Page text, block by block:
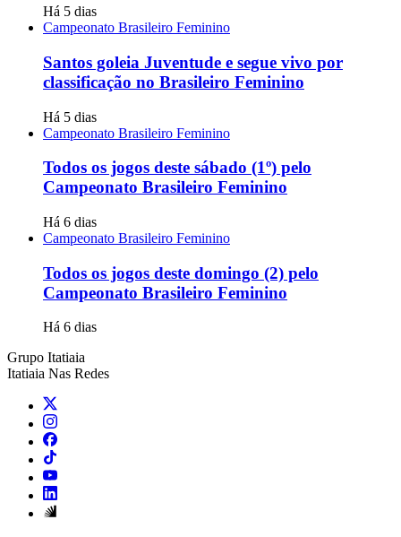
Há 5 dias
Campeonato Brasileiro Feminino
Santos goleia Juventude e segue vivo por
classificação no Brasileiro Feminino
Há 5 dias
Campeonato Brasileiro Feminino
Todos os jogos deste sábado (1º) pelo
Campeonato Brasileiro Feminino
Há 6 dias
Campeonato Brasileiro Feminino
Todos os jogos deste domingo (2) pelo
Campeonato Brasileiro Feminino
Há 6 dias
Grupo Itatiaia
Itatiaia Nas Redes